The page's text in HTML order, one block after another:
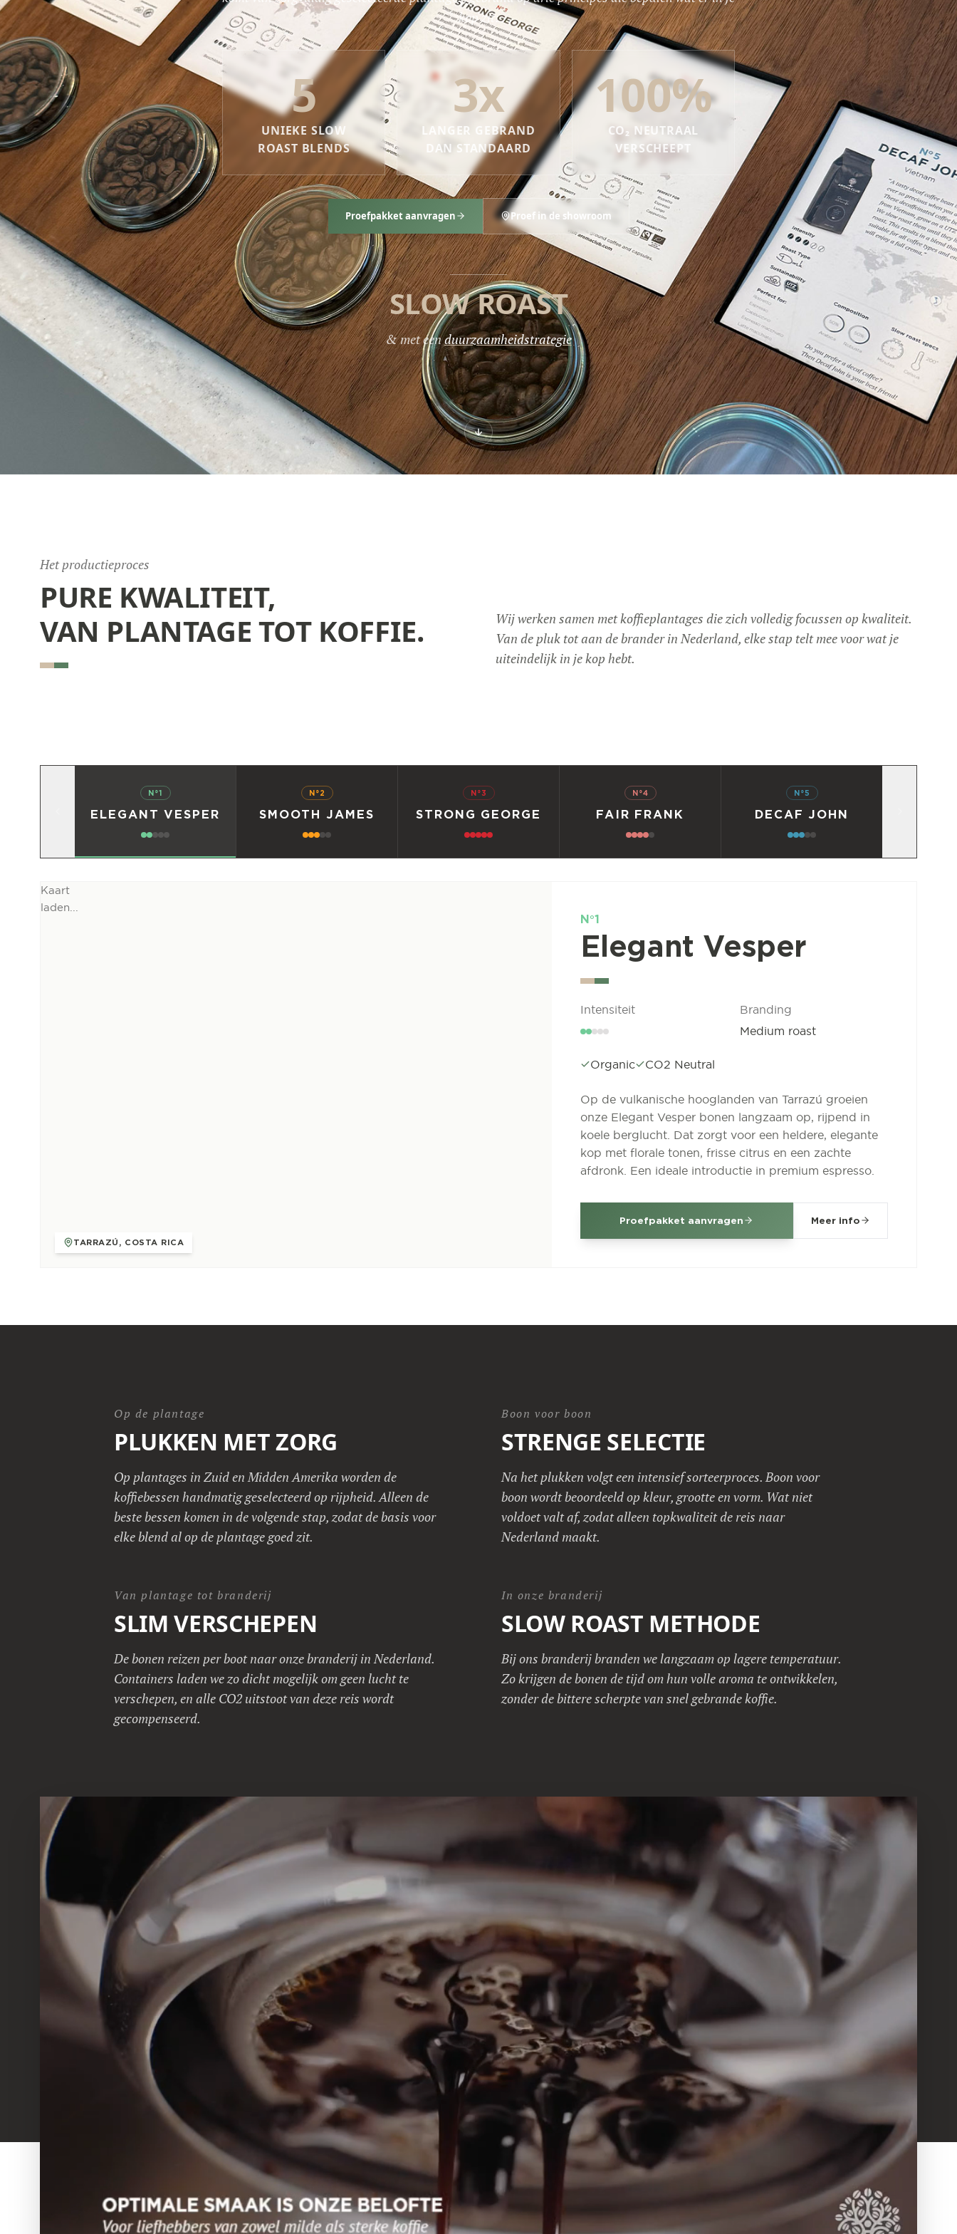
kop zit:
5
UNIEKE SLOW
ROAST BLENDS
3x
LANGER GEBRAND
DAN STANDAARD
100%
CO₂ NEUTRAAL
VERSCHEEPT
Proefpakket aanvragen Proef in de showroom
SLOW ROAST
& met eenduurzaamheidstrategie
Het productieproces
PURE KWALITEIT,
VAN PLANTAGE TOT KOFFIE.
Wij werken samen met koffieplantages die zich volledig focussen op kwaliteit.
Van de pluk tot aan de brander in Nederland, elke stap telt mee voor wat je
uiteindelijk in je kop hebt.
N°1
ELEGANT VESPER
N°2
SMOOTH JAMES
N°3
STRONG GEORGE
N°4
FAIR FRANK
N°5
DECAF JOHN
Kaart
laden...
TARRAZÚ, COSTA RICA
N°1
Elegant Vesper
Intensiteit
Branding
Medium roast
Organic CO2 Neutral
Op de vulkanische hooglanden van Tarrazú groeien
onze Elegant Vesper bonen langzaam op, rijpend in
koele berglucht. Dat zorgt voor een heldere, elegante
kop met florale tonen, frisse citrus en een zachte
afdronk. Een ideale introductie in premium espresso.
Proefpakket aanvragen Meer info
Op de plantage
PLUKKEN MET ZORG
Op plantages in Zuid en Midden Amerika worden de
koffiebessen handmatig geselecteerd op rijpheid. Alleen de
beste bessen komen in de volgende stap, zodat de basis voor
elke blend al op de plantage goed zit.
Boon voor boon
STRENGE SELECTIE
Na het plukken volgt een intensief sorteerproces. Boon voor
boon wordt beoordeeld op kleur, grootte en vorm. Wat niet
voldoet valt af, zodat alleen topkwaliteit de reis naar
Nederland maakt.
Van plantage tot branderij
SLIM VERSCHEPEN
De bonen reizen per boot naar onze branderij in Nederland.
Containers laden we zo dicht mogelijk om geen lucht te
verschepen, en alle CO2 uitstoot van deze reis wordt
gecompenseerd.
In onze branderij
SLOW ROAST METHODE
Bij ons branderij branden we langzaam op lagere temperatuur.
Zo krijgen de bonen de tijd om hun volle aroma te ontwikkelen,
zonder de bittere scherpte van snel gebrande koffie.